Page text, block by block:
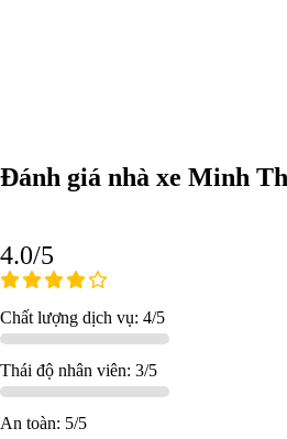
Đánh giá nhà xe Minh
4.0/5
Chất lượng dịch vụ: 4/5
Thái độ nhân viên: 3/5
An toàn: 5/5